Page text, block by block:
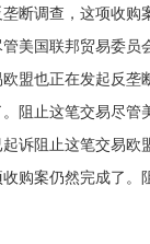
断调查，这项收购
美国联邦贸易委员
盟也正在发起反垄
阻止这笔交易尽
诉阻止这笔交易欧
购案仍然完成了。
案仍然完